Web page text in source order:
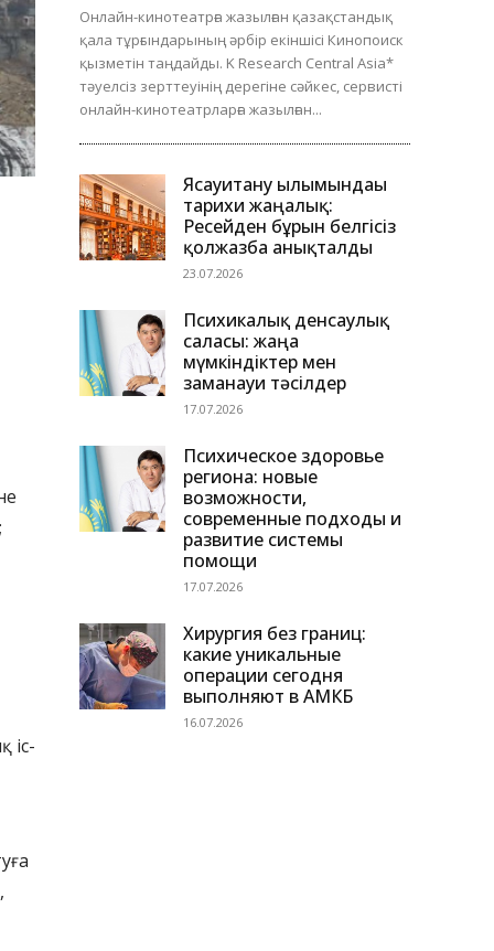
іс-
Онлайн-кинотеатрға жазылған қазақстандық
қала тұрғындарының әрбір екіншісі Кинопоиск
қызметін таңдайды. K Research Central Asia*
тәуелсіз зерттеуінің дерегіне сәйкес, сервисті
онлайн-кинотеатрларға жазылған...
Ясауитану ғылымындағы
тарихи жаңалық:
Ресейден бұрын белгісіз
қолжазба анықталды
23.07.2026
Психикалық денсаулық
саласы: жаңа
мүмкіндіктер мен
заманауи тәсілдер
17.07.2026
Психическое здоровье
региона: новые
возможности,
современные подходы и
развитие системы
помощи
17.07.2026
Хирургия без границ:
какие уникальные
операции сегодня
выполняют в АМКБ
16.07.2026